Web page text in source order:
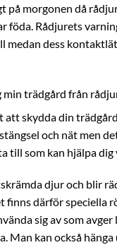
på morgonen då
föda. Rådjurets
medan dess
min trädgård från
att skydda din
och nät men
till som kan hjälpa dig
djur och blir
finns därför speciella
sig av som
Man kan också